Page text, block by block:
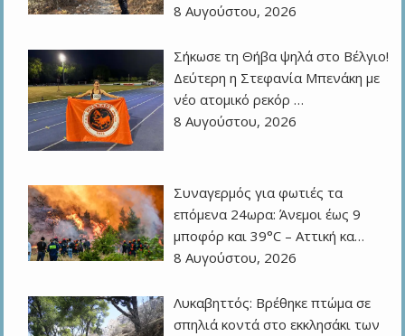
8 Αυγούστου, 2026
Σήκωσε τη Θήβα ψηλά στο Βέλγιο!
Δεύτερη η Στεφανία Μπενάκη με
νέο ατομικό ρεκόρ …
8 Αυγούστου, 2026
Συναγερμός για φωτιές τα
επόμενα 24ωρα: Άνεμοι έως 9
μποφόρ και 39°C – Αττική κα…
8 Αυγούστου, 2026
Λυκαβηττός: Βρέθηκε πτώμα σε
σπηλιά κοντά στο εκκλησάκι των